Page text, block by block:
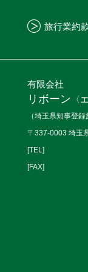
旅行業約
有限会社
リボーン 〈
（埼玉県知事登
〒337-0003 埼玉
[TEL]
[FAX]